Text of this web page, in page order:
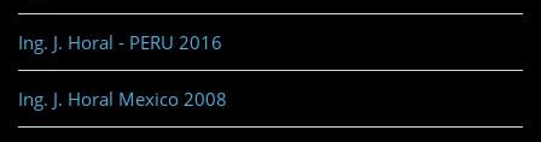
Ing. J. Horal - PERU 2016
Ing. J. Horal Mexico 2008